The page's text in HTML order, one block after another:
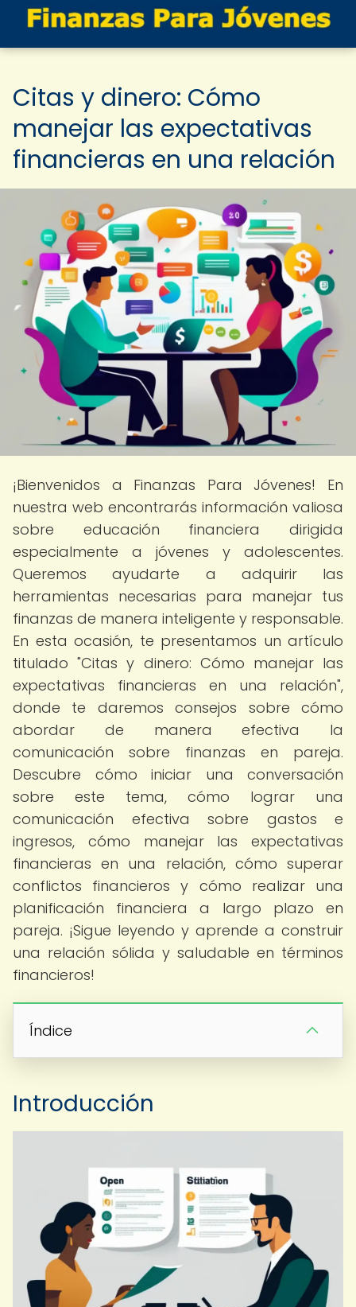
Citas y dinero: Cómo
manejar las expectativas
financieras en una relación
¡Bienvenidos a Finanzas Para Jóvenes! En
nuestra web encontrarás información valiosa
sobre educación financiera dirigida
especialmente a jóvenes y adolescentes.
Queremos ayudarte a adquirir las
herramientas necesarias para manejar tus
finanzas de manera inteligente y responsable.
En esta ocasión, te presentamos un artículo
titulado "Citas y dinero: Cómo manejar las
expectativas financieras en una relación",
donde te daremos consejos sobre cómo
abordar de manera efectiva la
comunicación sobre finanzas en pareja.
Descubre cómo iniciar una conversación
sobre este tema, cómo lograr una
comunicación efectiva sobre gastos e
ingresos, cómo manejar las expectativas
financieras en una relación, cómo superar
conflictos financieros y cómo realizar una
planificación financiera a largo plazo en
pareja. ¡Sigue leyendo y aprende a construir
una relación sólida y saludable en términos
financieros!
Índice
Introducción